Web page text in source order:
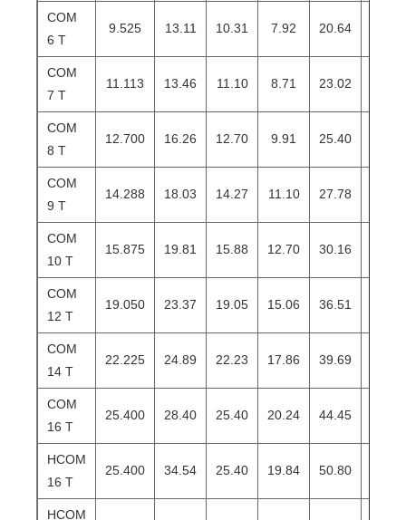
COM
6 T
9.525 13.11 10.31 7.92 20.64
COM
7 T
11.113 13.46 11.10 8.71 23.02
COM
8 T
12.700 16.26 12.70 9.91 25.40
COM
9 T
14.288 18.03 14.27 11.10 27.78
COM
10 T
15.875 19.81 15.88 12.70 30.16
COM
12 T
19.050 23.37 19.05 15.06 36.51
COM
14 T
22.225 24.89 22.23 17.86 39.69
COM
16 T
25.400 28.40 25.40 20.24 44.45
HCOM
16 T
25.400 34.54 25.40 19.84 50.80
HCOM